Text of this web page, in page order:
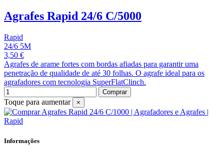
Agrafes Rapid 24/6 C/5000
Rapid
24/6 5M
3,50 €
Agrafes de arame fortes com bordas afiadas para garantir uma
penetração de qualidade de até 30 folhas. O agrafe ideal para os
agrafadores com tecnologia SuperFlatClinch.
Comprar
Toque para aumentar ×
Informações